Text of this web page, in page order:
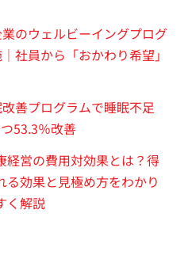
のウェルビーイングプログ
社員から「おかわり希望」
善プログラムで睡眠不足
53.3％改善
経営の費用対効果とは？得
る効果と見極め方をわかり
く解説